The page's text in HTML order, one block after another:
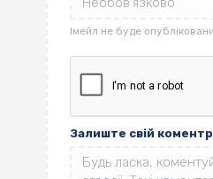
Залиште свій коментр